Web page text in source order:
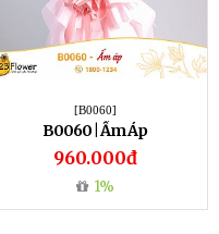
[B0060]
B0060 | Ấm Áp
960.000đ
1%